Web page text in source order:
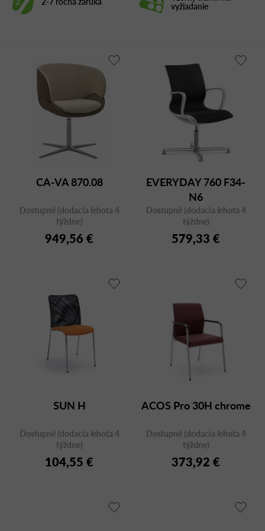
vyžiadanie
CA-VA 870.08
Dostupné (dodacia lehota 4
týždne)
949,56 €
EVERYDAY 760 F34-
N6
Dostupné (dodacia lehota 4
týždne)
579,33 €
SUN H
Dostupné (dodacia lehota 4
týždne)
104,55 €
ACOS Pro 30H chrome
Dostupné (dodacia lehota 4
týždne)
373,92 €